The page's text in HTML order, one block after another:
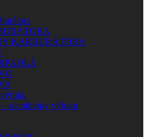
KARBURÁTORA
silentbloky výfuku